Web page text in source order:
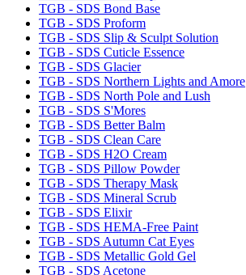
TGB - SDS Bond Base
TGB - SDS Proform
TGB - SDS Slip & Sculpt Solution
TGB - SDS Cuticle Essence
TGB - SDS Glacier
TGB - SDS Northern Lights and Amore
TGB - SDS North Pole and Lush
TGB - SDS S'Mores
TGB - SDS Better Balm
TGB - SDS Clean Care
TGB - SDS H2O Cream
TGB - SDS Pillow Powder
TGB - SDS Therapy Mask
TGB - SDS Mineral Scrub
TGB - SDS Elixir
TGB - SDS HEMA-Free Paint
TGB - SDS Autumn Cat Eyes
TGB - SDS Metallic Gold Gel
TGB - SDS Acetone